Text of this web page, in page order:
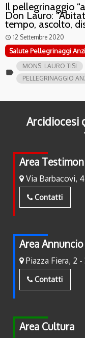
Il pellegrinaggio
Don Lauro:
tempo, ascolto,
access_time 12 Settembre 2020
Salute Pellegrinaggi
label
MONS. LAURO TISI
PELLEGRINAGGIO
Arcidiocesi
Area
Via Barbacovi,
Contatti
Area
Piazza Fiera, 2
Contatti
Area Cultura